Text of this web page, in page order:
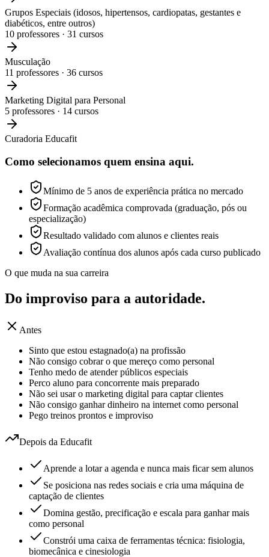
Grupos Especiais (idosos, hipertensos, cardiopatas, gestantes e
diabéticos, entre outros)
10 professores · 31 cursos
Musculação
11 professores · 36 cursos
Marketing Digital para Personal
5 professores · 14 cursos
Curadoria Educafit
Como selecionamos quem ensina aqui.
Mínimo de 5 anos de experiência prática no mercado
Formação acadêmica comprovada (graduação, pós ou
especialização)
Resultado validado com alunos e clientes reais
Avaliação contínua dos alunos após cada curso publicado
O que muda na sua carreira
Do improviso para a autoridade.
Antes
Sinto que estou estagnado(a) na profissão
Não consigo cobrar o que mereço como personal
Tenho medo de atender públicos especiais
Perco aluno para concorrente mais preparado
Não sei usar o marketing digital para captar clientes
Não consigo ganhar dinheiro na internet como personal
Pego treinos prontos e improviso
Depois da Educafit
Aprende a lotar a agenda e nunca mais ficar sem alunos
Se posiciona nas redes sociais e cria uma máquina de
captação de clientes
Domina gestão, precificação e escala para ganhar mais
como personal
Constrói uma caixa de ferramentas técnica: fisiologia,
biomecânica e cinesiologia